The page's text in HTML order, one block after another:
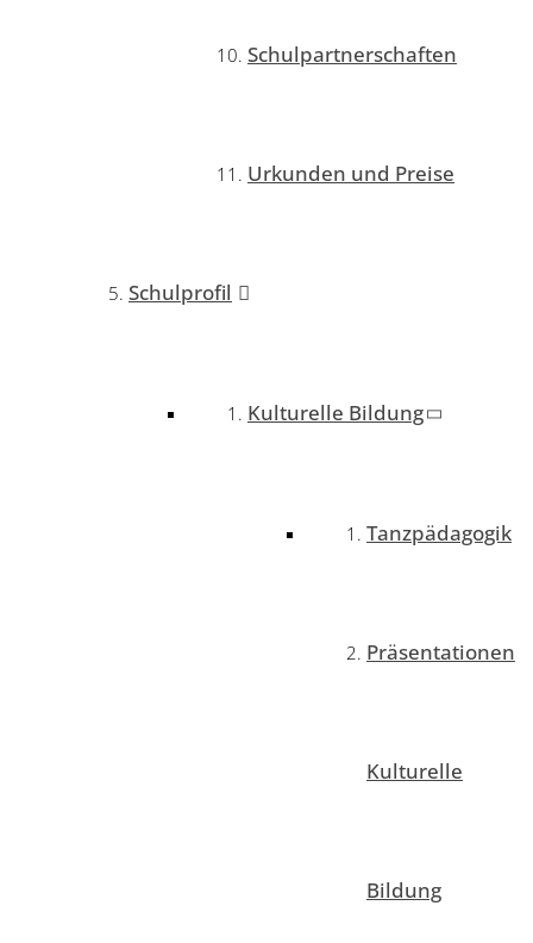
Schulpartnerschaften
Urkunden und Preise
Schulprofil
Kulturelle Bildung
Tanzpädagogik
Präsentationen
Kulturelle
Bildung